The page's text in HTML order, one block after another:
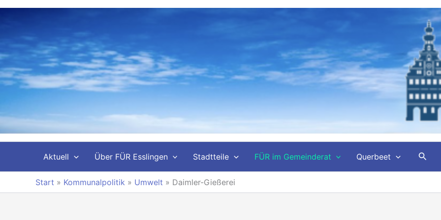
Zum
Aktuell Über FÜR Esslingen Stadtteile FÜR im Gemeinderat Querbeet
Start » Kommunalpolitik » Umwelt » Daimler-Gießerei